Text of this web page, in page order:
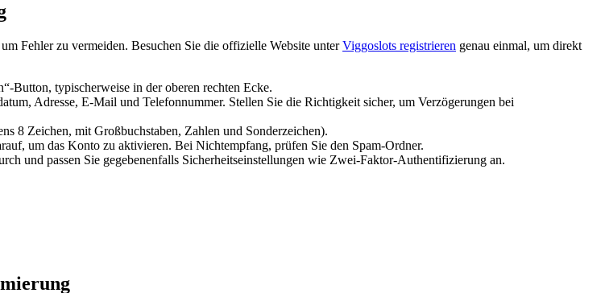
Fehler zu vermeiden. Besuchen Sie die offizielle Website unterViggoslots registrieren genau einmal, um direkt
Button, typischerweise in der oberen rechten Ecke.
Adresse, E-Mail und Telefonnummer. Stellen Sie die Richtigkeit sicher, um Verzögerungen bei
8 Zeichen, mit Großbuchstaben, Zahlen und Sonderzeichen).
um das Konto zu aktivieren. Bei Nichtempfang, prüfen Sie den Spam-Ordner.
und passen Sie gegebenenfalls Sicherheitseinstellungen wie Zwei-Faktor-Authentifizierung an.